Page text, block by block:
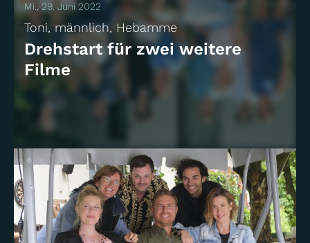
Mi., 29. Juni 2022
Toni, männlich, Hebamme
Drehstart für zwei weitere
Filme